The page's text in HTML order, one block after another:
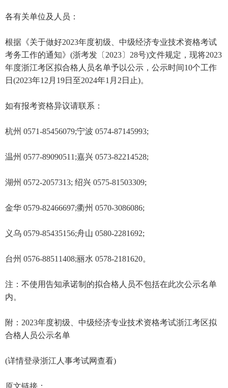
各有关单位及人员：
根据《关于做好2023年度初级、中级经济专业技术资格考试
考务工作的通知》(浙考发〔2023〕28号)文件规定，现将2023
年度浙江考区拟合格人员名单予以公示，公示时间10个工作
日(2023年12月19日至2024年1月2日止)。
如有报考资格异议请联系：
杭州 0571-85456079;宁波 0574-87145993;
温州 0577-89090511;嘉兴 0573-82214528;
湖州 0572-2057313; 绍兴 0575-81503309;
金华 0579-82466697;衢州 0570-3086086;
义乌 0579-85435156;舟山 0580-2281692;
台州 0576-88511408;丽水 0578-2181620。
注：不使用告知承诺制的拟合格人员不包括在此次公示名单
内。
附：2023年度初级、中级经济专业技术资格考试浙江考区拟
合格人员公示名单
(详情登录浙江人事考试网查看)